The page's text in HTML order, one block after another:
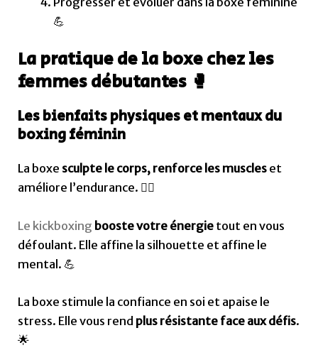
💪
La pratique de la boxe chez les
femmes débutantes 🥊
Les bienfaits physiques et mentaux du
boxing féminin
La boxe sculpte le corps, renforce les muscles et
améliore l’endurance. 🏋️‍♀️
Le kickboxing booste votre énergie tout en vous
défoulant. Elle affine la silhouette et affine le
mental. 💪
La boxe stimule la confiance en soi et apaise le
stress. Elle vous rend plus résistante face aux défis.
🌟